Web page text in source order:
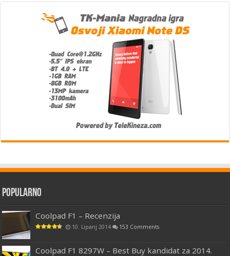
Popularno
Coolpad F1 – Recenzija
10. Lipanj 2014 153 Comments
Coolpad F1 8297W – Best Buy kandidat za 2014.